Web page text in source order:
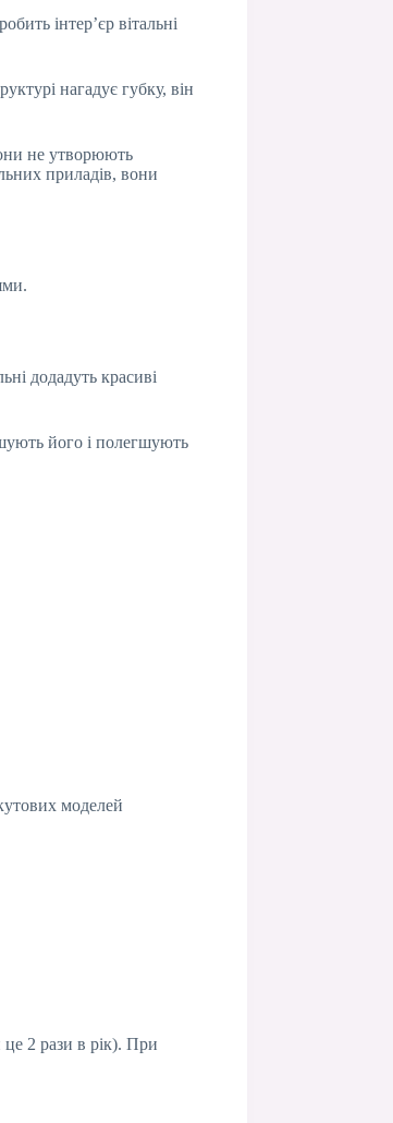
інтер’єр вітальні
нагадує губку, він
не утворюють
приладів, вони
додадуть красиві
його і полегшують
моделей
це 2 рази в рік). При